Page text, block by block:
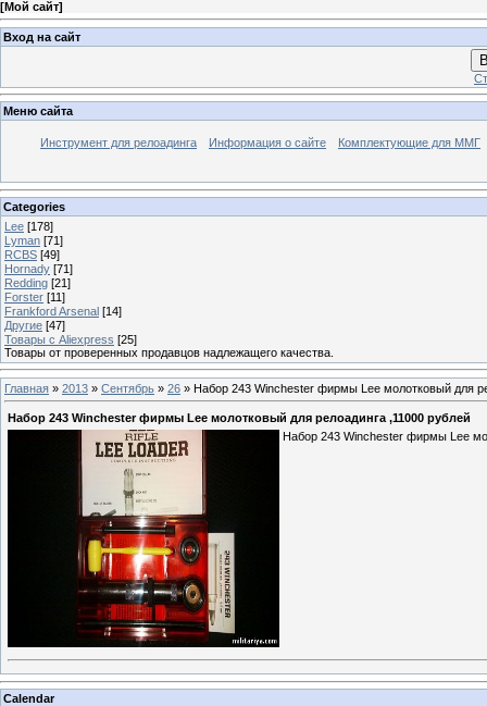
[Мой сайт]
Вход на сайт
Меню сайта
Инструмент для релоадинга Информация о сайте Комплектующие для ММГ
Categories
Lee [178]
Lyman [71]
RCBS [49]
Hornady [71]
Redding [21]
Forster [11]
Frankford Arsenal [14]
Другие [47]
Товары с Aliexpress [25]
Товары от проверенных продавцов надлежащего качества.
Главная » 2013 » Сентябрь » 26 » Набор 243 Winchester фирмы Lee молотковый для
Набор 243 Winchester фирмы Lee молотковый для релоадинга ,11000 рублей
Набор 243 Winchester фирмы Lee
Calendar